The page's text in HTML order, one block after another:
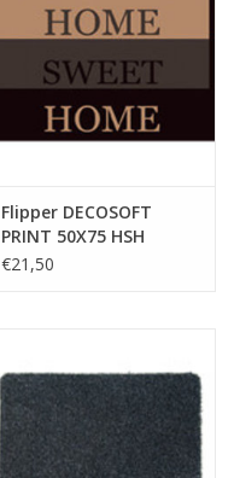
Flipper DECOSOFT
PRINT 50X75 HSH
BRUIN RUITER
€21,50